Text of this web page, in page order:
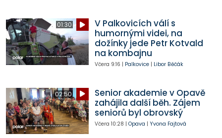
01:30
V Palkovicích válí s
humornými videi, na
dožínky jede Petr Kotvald
na kombajnu
Včera 9:16 | Palkovice| Libor Běčák
02:50
Senior akademie v Opavě
zahájila další běh. Zájem
seniorů byl obrovský
Včera 10:28 | Opava | Yvona Fajtová